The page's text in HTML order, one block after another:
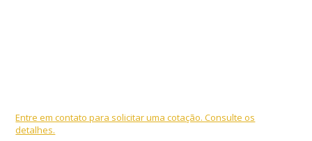
Entre em contato para solicitar uma cotação. Consulte os
detalhes.